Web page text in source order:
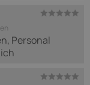
Personal